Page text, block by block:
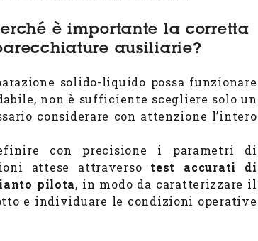
è importante la corretta
ausiliarie?
solido-liquido possa funzionare
non è sufficiente scegliere solo un
considerare con attenzione l’intero
con precisione i parametri di
attese attraverso test accurati di
pilota, in modo da caratterizzare il
e individuare le condizioni operative